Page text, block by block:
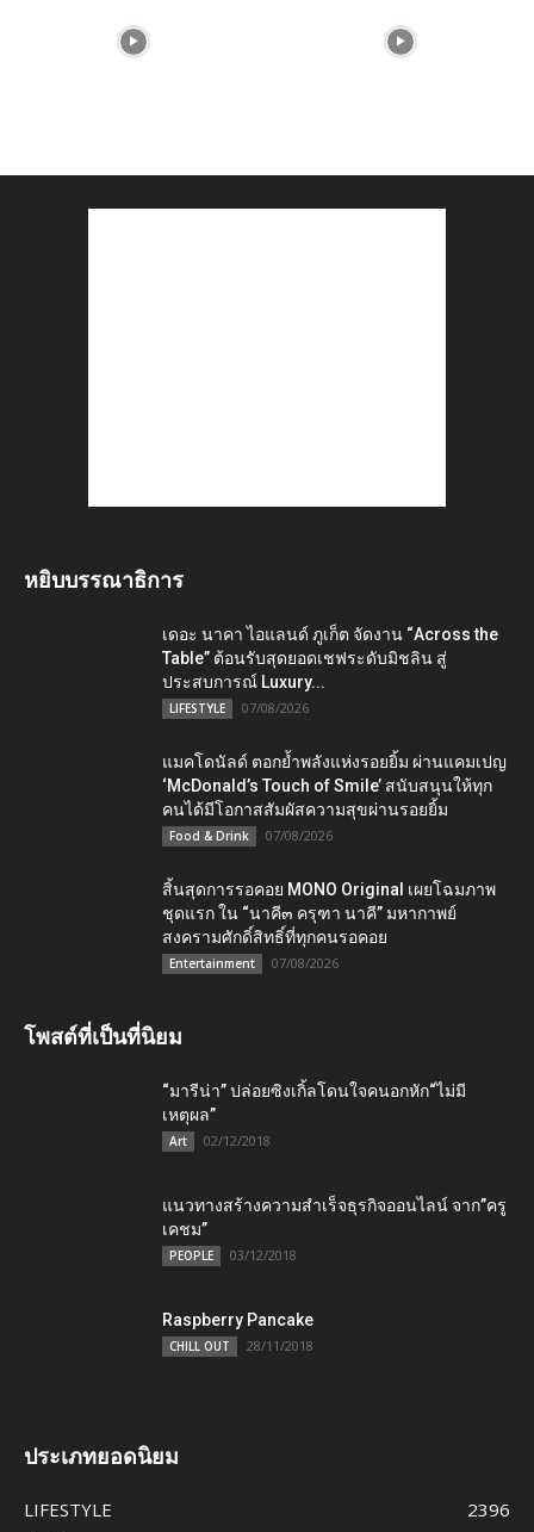
หยิบบรรณาธิการ
เดอะ นาคา ไอแลนด์ ภูเก็ต จัดงาน “Across the
Table” ต้อนรับสุดยอดเชฟระดับมิชลิน สู่
ประสบการณ์ Luxury...
LIFESTYLE 07/08/2026
แมคโดนัลด์ ตอกย้ำพลังแห่งรอยยิ้ม ผ่านแคมเปญ
‘McDonald’s Touch of Smile’ สนับสนุนให้ทุก
คนได้มีโอกาสสัมผัสความสุขผ่านรอยยิ้ม
Food & Drink 07/08/2026
สิ้นสุดการรอคอย MONO Original เผยโฉมภาพ
ชุดแรก ใน “นาคี๓ ครุฑา นาคี” มหากาพย์
สงครามศักดิ์สิทธิ์ที่ทุกคนรอคอย
Entertainment 07/08/2026
โพสต์ที่เป็นที่นิยม
“มารีน่า” ปล่อยซิงเกิ้ลโดนใจคนอกหัก“ไม่มี
เหตุผล”
Art 02/12/2018
แนวทางสร้างความสำเร็จธุรกิจออนไลน์ จาก”ครู
เคชม”
PEOPLE 03/12/2018
Raspberry Pancake
CHILL OUT 28/11/2018
ประเภทยอดนิยม
LIFESTYLE
2396